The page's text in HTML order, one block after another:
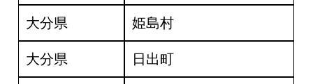
大分県 姫島村
大分県 日出町